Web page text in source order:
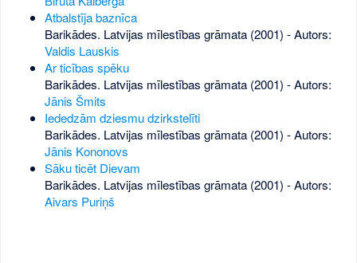
Atbalstīja baznīca
Barikādes. Latvijas mīlestības grāmata (2001) - Autors:
Valdis Lauskis
Ar ticības spēku
Barikādes. Latvijas mīlestības grāmata (2001) - Autors:
Jānis Šmits
Iededzām dziesmu dzirkstelīti
Barikādes. Latvijas mīlestības grāmata (2001) - Autors:
Jānis Kononovs
Sāku ticēt Dievam
Barikādes. Latvijas mīlestības grāmata (2001) - Autors:
Aivars Puriņš